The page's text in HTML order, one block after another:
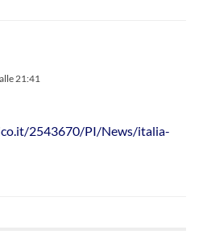
21:41
2543670/PI/News/italia-